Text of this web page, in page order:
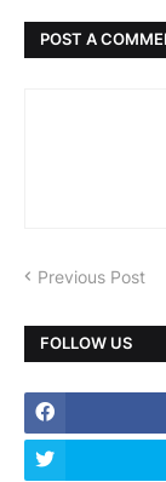
POST A
Previous Post
FOLLOW US